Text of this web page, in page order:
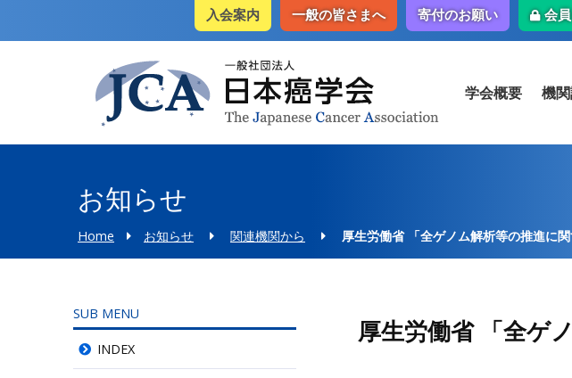
入会案内 一般の皆さまへ 寄付のお願い 会
学会概要 機
お知らせ
SUB MENU
INDEX
Home お知らせ 関連機関から 厚生労働省 「全ゲノム解析等の推進に
厚生労働省 「全ゲ